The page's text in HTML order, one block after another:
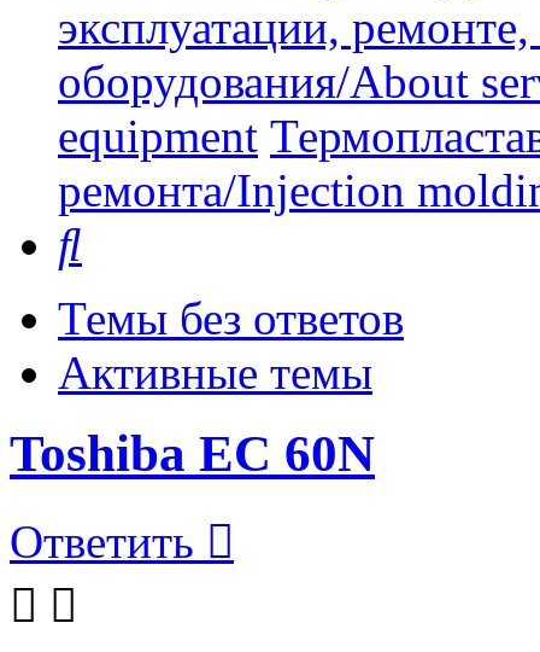
эксплуатации,
оборудования/About
equipment
ремонта/Injection
Темы без ответов
Активные темы
Toshiba EC 60N
Ответить